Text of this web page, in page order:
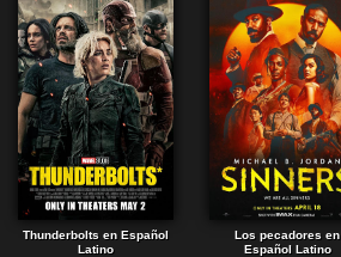
Thunderbolts en Español
Latino
Los pecadores en
Español Latino